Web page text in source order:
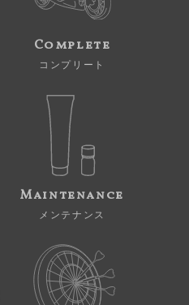
Complete
コンプリート
Maintenance
メンテナンス